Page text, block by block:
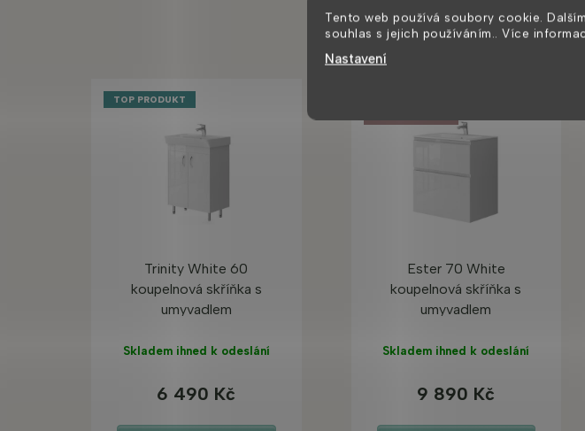
Tento web používá soubory cookie.
souhlas s jejich používáním.. Více
Nastavení
Zákazníci
TOP PRODUKT
Trinity White 60
koupelnová skříňka s
umyvadlem
Skladem ihned k odeslání
6 490 Kč
Ester 70 White
koupelnová skříňka s
umyvadlem
Skladem ihned k odeslání
9 890 Kč